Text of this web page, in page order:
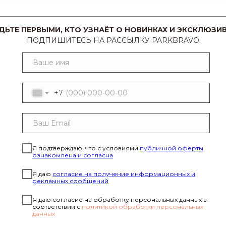
+7
Я подтверждаю, что с условиями публичной оферты
ознакомлена и согласна
Я даю согласие на получение информационных и
рекламных сообщений
Я даю согласие на обработку персональных данных в
соответствии с политикой обработки персональных
данных
ПЕРВЫМИ, КТО УЗНАЁТ О НОВИНКАХ И
ПОДПИШИТЕСЬ НА РАССЫЛКУ PARKBRAVO.